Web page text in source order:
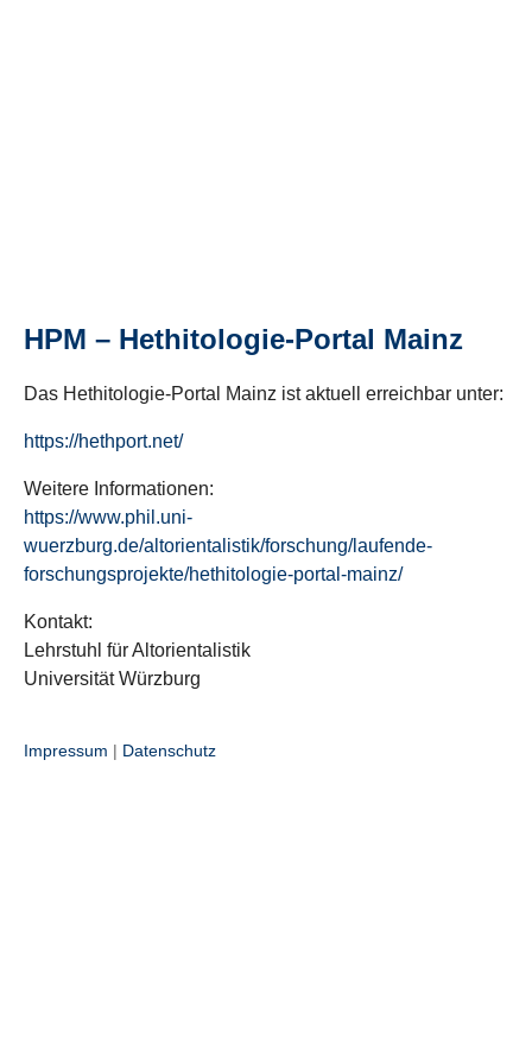
HPM – Hethitologie-Portal Mainz
Das Hethitologie-Portal Mainz ist aktuell erreichbar unter:
https://hethport.net/
Weitere Informationen:
https://www.phil.uni-
wuerzburg.de/altorientalistik/forschung/laufende-
forschungsprojekte/hethitologie-portal-mainz/
Kontakt:
Lehrstuhl für Altorientalistik
Universität Würzburg
Impressum | Datenschutz